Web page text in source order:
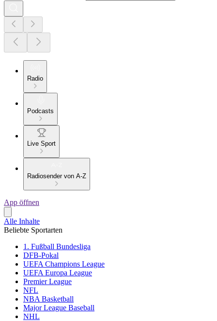
Radio
Podcasts
Live Sport
Radiosender von A-Z
App öffnen
Alle Inhalte
Beliebte Sportarten
1. Fußball Bundesliga
DFB-Pokal
UEFA Champions League
UEFA Europa League
Premier League
NFL
NBA Basketball
Major League Baseball
NHL